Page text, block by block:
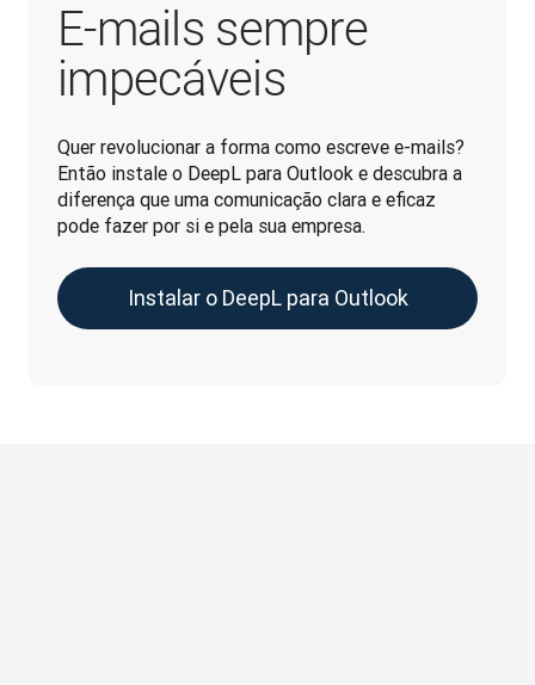
E-mails sempre
impecáveis
Quer revolucionar a forma como escreve e-mails?
Então instale o DeepL para Outlook e descubra a
diferença que uma comunicação clara e eficaz
pode fazer por si e pela sua empresa.
Instalar o DeepL para Outlook